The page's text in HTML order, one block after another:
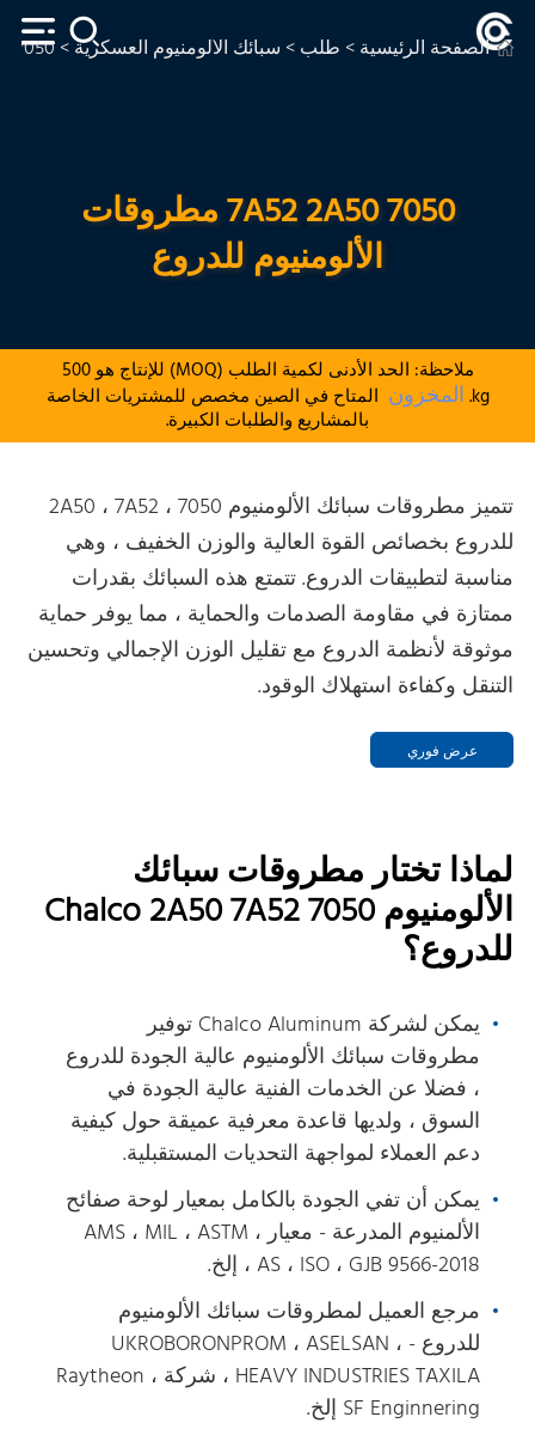
الصفحة الرئيسية> طلب> سبائك الألومنيوم العسكرية> 7050 7A52 2A50 مطروقات الألومنيوم للدروع
7050 7A52 2A50 مطروقات
الألومنيوم للدروع
ملاحظة: الحد الأدنى لكمية الطلب (MOQ) للإنتاج هو 500
kg. المخزون المتاح في الصين مخصص للمشتريات الخاصة
بالمشاريع والطلبات الكبيرة.
تتميز مطروقات سبائك الألومنيوم 2A50 ، 7A52 ، 7050
للدروع بخصائص القوة العالية والوزن الخفيف ، وهي
مناسبة لتطبيقات الدروع. تتمتع هذه السبائك بقدرات
ممتازة في مقاومة الصدمات والحماية ، مما يوفر حماية
موثوقة لأنظمة الدروع مع تقليل الوزن الإجمالي وتحسين
التنقل وكفاءة استهلاك الوقود.
عرض فوري
لماذا تختار مطروقات سبائك
الألومنيوم Chalco 2A50 7A52 7050
للدروع؟
يمكن لشركة Chalco Aluminum توفير
مطروقات سبائك الألومنيوم عالية الجودة للدروع
، فضلا عن الخدمات الفنية عالية الجودة في
السوق ، ولديها قاعدة معرفية عميقة حول كيفية
دعم العملاء لمواجهة التحديات المستقبلية.
يمكن أن تفي الجودة بالكامل بمعيار لوحة صفائح
الألمنيوم المدرعة - معيار AMS ، MIL ، ASTM ،
AS ، ISO ، GJB 9566-2018 ، إلخ.
مرجع العميل لمطروقات سبائك الألومنيوم
للدروع - UKROBORONPROM ، ASELSAN ،
HEAVY INDUSTRIES TAXILA ، شركة Raytheon ،
SF Enginnering إلخ.